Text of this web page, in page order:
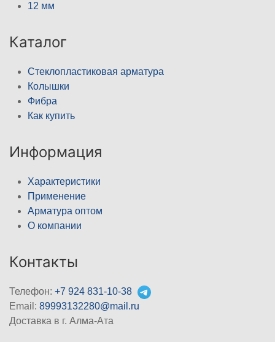
12 мм
Каталог
Стеклопластиковая арматура
Колышки
Фибра
Как купить
Информация
Характеристики
Применение
Арматура оптом
О компании
Контакты
Телефон: +7 924 831-10-38
Email: 89993132280@mail.ru
Доставка в г. Алма-Ата